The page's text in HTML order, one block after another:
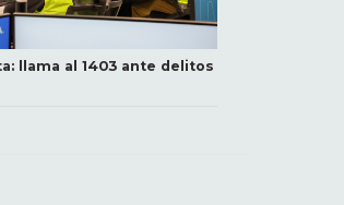
llama al 1403 ante delitos